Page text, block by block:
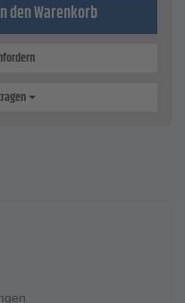
den Warenkorb